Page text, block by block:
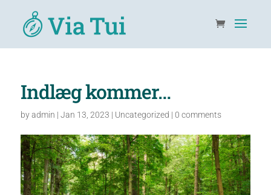
Indlæg kommer…
byadmin | Jan 13, 2023 | Uncategorized | 0 comments